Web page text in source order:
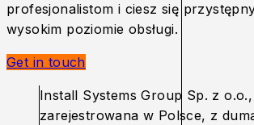
profesjonalistom i ciesz się
wysokim poziomie obsługi.
Get in touch
Install Systems Group Sp. z o.o.,
zarejestrowana w Polsce, z